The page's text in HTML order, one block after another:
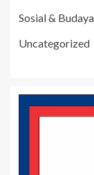
Sosial & Budaya
Uncategorized